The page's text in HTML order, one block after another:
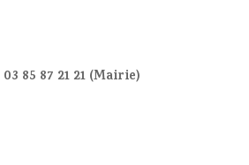
85 87 21 21 (Mairie)